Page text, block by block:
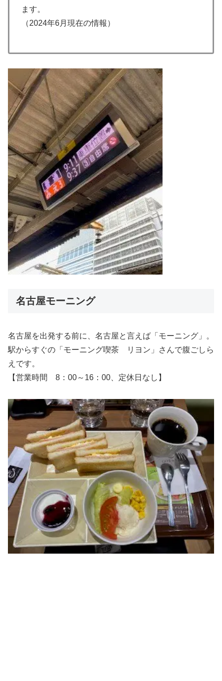
ます。
（2024年6月現在の情報）
名古屋モーニング
名古屋を出発する前に、名古屋と言えば「モーニング」。
駅からすぐの「モーニング喫茶 リヨン」さんで腹ごしら
えです。
【営業時間 8：00～16：00、定休日なし】